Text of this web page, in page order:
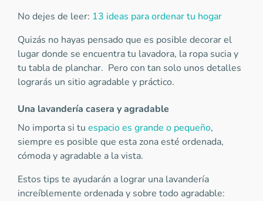
No dejes de leer: 13 ideas para ordenar tu hogar
Quizás no hayas pensado que es posible decorar el
lugar donde se encuentra tu lavadora, la ropa sucia y
tu tabla de planchar. Pero con tan solo unos detalles
lograrás un sitio agradable y práctico.
Una lavandería casera y agradable
No importa si tu espacio es grande o pequeño,
siempre es posible que esta zona esté ordenada,
cómoda y agradable a la vista.
Estos tips te ayudarán a lograr una lavandería
increíblemente ordenada y sobre todo agradable: